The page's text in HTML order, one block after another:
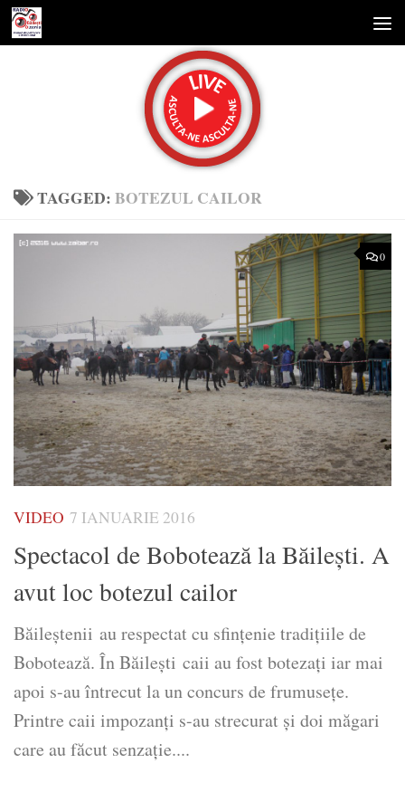
Skip to content
TAGGED:BOTEZUL CAILOR
0
VIDEO 7 IANUARIE 2016
Spectacol de Bobotează la Băilești. A
avut loc botezul cailor
Băileștenii au respectat cu sfinţenie tradiţiile de
Bobotează. În Băilești caii au fost botezaţi iar mai
apoi s-au întrecut la un concurs de frumuseţe.
Printre caii impozanţi s-au strecurat şi doi măgari
care au făcut senzaţie....